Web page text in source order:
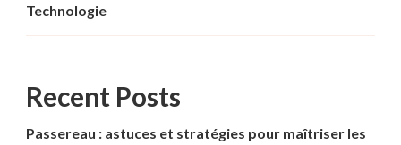
Technologie
Recent Posts
Passereau : astuces et stratégies pour maîtriser les